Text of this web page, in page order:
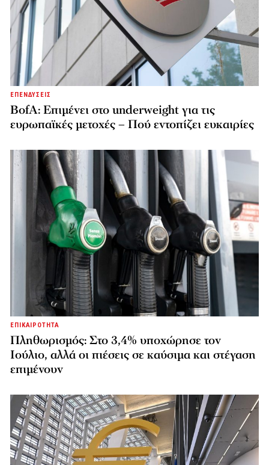
ΕΠΕΝΔΥΣΕΙΣ
BofA: Επιμένει στο underweight για τις
ευρωπαϊκές μετοχές – Πού εντοπίζει ευκαιρίες
ΕΠΙΚΑΙΡΟΤΗΤΑ
Πληθωρισμός: Στο 3,4% υποχώρησε τον
Ιούλιο, αλλά οι πιέσεις σε καύσιμα και στέγαση
επιμένουν